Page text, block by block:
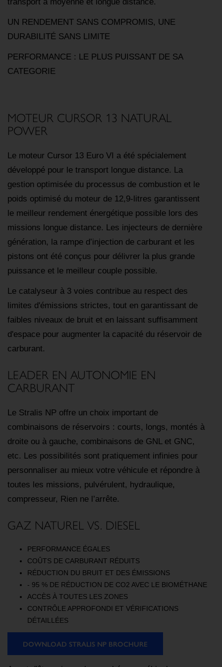
UN RENDEMENT SANS COMPROMIS, UNE
DURABILITÉ SANS LIMITE
PERFORMANCE : LE PLUS PUISSANT DE SA
CATEGORIE
MOTEUR CURSOR 13 NATURAL
POWER
Le moteur Cursor 13 Euro VI a été spécialement
développé pour le transport longue distance. La
gestion optimisée du processus de combustion et le
poids optimisé du moteur de 12,9-litres garantissent
le meilleur rendement énergétique possible lors des
missions longue distance. Les injecteurs de dernière
génération, la rampe d’injection de carburant et les
pistons ont été conçus pour délivrer la plus grande
puissance et le meilleur couple possible.
Le catalyseur à 3 voies contribue au respect des
limites d'émissions strictes, tout en garantissant de
faibles niveaux de bruit et en laissant suffisamment
d'espace pour augmenter la capacité du réservoir de
carburant.
LEADER EN AUTONOMIE EN
CARBURANT
Le Stralis NP offre un choix important de
combinaisons de réservoirs : courts, longs, montés à
droite ou à gauche, combinaisons de GNL et GNC,
etc. Les possibilités sont pratiquement infinies pour
personnaliser au mieux votre véhicule et répondre à
toutes les missions, pulvérulent, hydraulique,
compresseur, Rien ne l’arrête.
GAZ NATUREL VS. DIESEL
PERFORMANCE ÉGALES
COÛTS DE CARBURANT RÉDUITS
RÉDUCTION DU BRUIT ET DES ÉMISSIONS
- 95 % DE RÉDUCTION DE CO2 AVEC LE BIOMÉTHANE
ACCÈS À TOUTES LES ZONES
CONTRÔLE APPROFONDI ET VÉRIFICATIONS
DÉTAILLÉES
DOWNLOAD STRALIS NP BROCHURE